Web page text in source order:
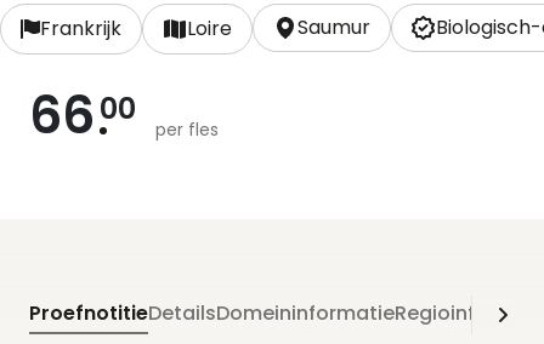
gebotteld.
Frankrijk Loire Saumur
66 00
per fles
ProefnotitieDetailsDomeininformatie